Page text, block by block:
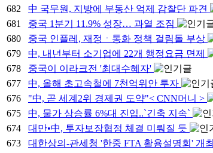
682
中 국무원, 지방에 부동산 억제 감찰단 파견
681
중국 1분기 11.9% 성장… 과열 조짐
680
중국 인플레, 재정ㆍ통화 정책 걸림돌 부상
679
中, 내년부터 소기업에 22개 행정요금 면제
678
중국이 이라크전 '최대수혜자'
677
中, 올해 초고속철에 7천억위안 투자
676
"中, 곧 세계2위 경제권 도약"< CNN머니 >
675
中, 물가 상승률 6%대 진입..`긴축 지속`
674
대만•中, 투자보장협정 체결 미뤄질 듯
673
대한상의-관세청 '한중 FTA 활용설명회' 개최